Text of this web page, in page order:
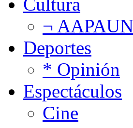
¬
Deportes
* Opinión
Espectáculos
Cine